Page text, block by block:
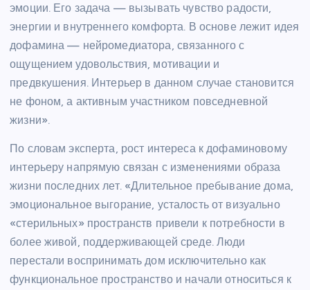
эмоции. Его задача — вызывать чувство радости,
энергии и внутреннего комфорта. В основе лежит идея
дофамина — нейромедиатора, связанного с
ощущением удовольствия, мотивации и
предвкушения. Интерьер в данном случае становится
не фоном, а активным участником повседневной
жизни».
По словам эксперта, рост интереса к дофаминовому
интерьеру напрямую связан с изменениями образа
жизни последних лет. «Длительное пребывание дома,
эмоциональное выгорание, усталость от визуально
«стерильных» пространств привели к потребности в
более живой, поддерживающей среде. Люди
перестали воспринимать дом исключительно как
функциональное пространство и начали относиться к